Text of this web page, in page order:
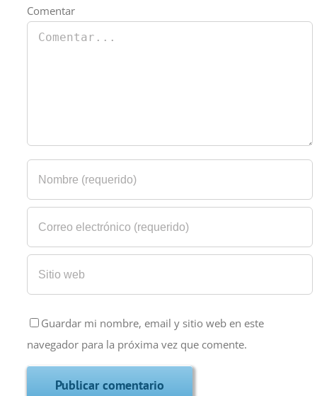
Comentar
Guardar mi nombre, email y sitio web en este
navegador para la próxima vez que comente.